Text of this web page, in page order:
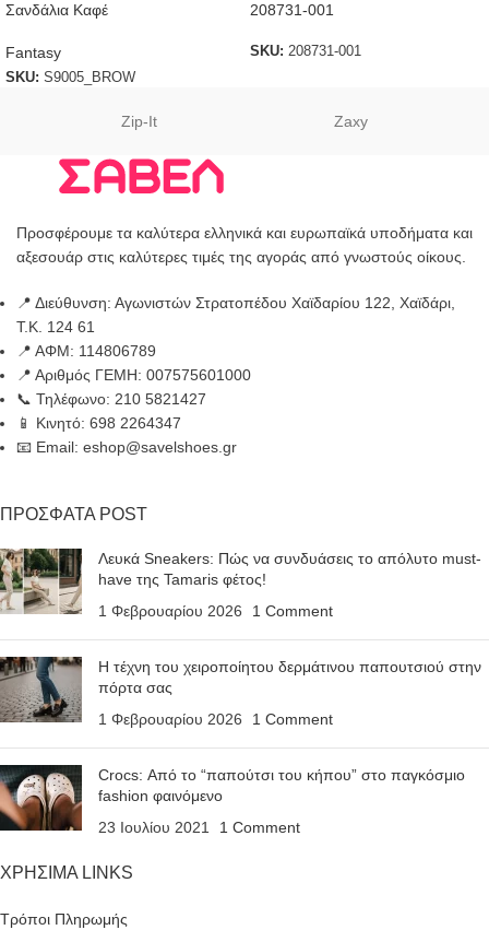
Σανδάλια Καφέ
Fantasy
SKU: S9005_BROW
208731-001
SKU: 208731-001
Zip-It Zaxy
Προσφέρουμε τα καλύτερα ελληνικά και ευρωπαϊκά υποδήματα και
αξεσουάρ στις καλύτερες τιμές της αγοράς από γνωστούς οίκους.
📍 Διεύθυνση: Αγωνιστών Στρατοπέδου Χαϊδαρίου 122, Χαϊδάρι,
Τ.Κ. 124 61
📍 ΑΦΜ: 114806789
📍 Αριθμός ΓΕΜΗ: 007575601000
📞 Τηλέφωνο: 210 5821427
📱 Κινητό: 698 2264347
📧 Email: eshop@savelshoes.gr
ΠΡΟΣΦΑΤΑ POST
Λευκά Sneakers: Πώς να συνδυάσεις το απόλυτο must-
have της Tamaris φέτος!
1 Φεβρουαρίου 2026
1 Comment
Η τέχνη του χειροποίητου δερμάτινου παπουτσιού στην
πόρτα σας
1 Φεβρουαρίου 2026
1 Comment
Crocs: Από το “παπούτσι του κήπου” στο παγκόσμιο
fashion φαινόμενο
23 Ιουλίου 2021
1 Comment
ΧΡΗΣΙΜΑ LINKS
Τρόποι Πληρωμής